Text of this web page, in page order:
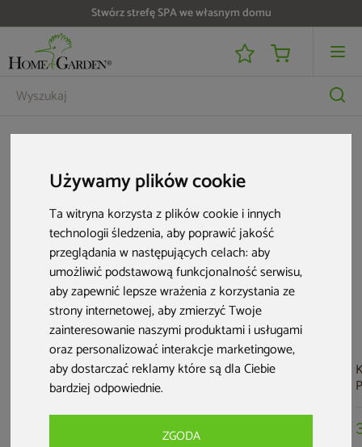
Używamy plików cookie
Ta witryna korzysta z plików cookie i innych
technologii śledzenia, aby poprawić jakość
przeglądania w następujących celach:aby
umożliwić podstawową funkcjonalność serwisu,
aby zapewnić lepsze wrażenia z korzystania ze
strony internetowej,aby zmierzyć Twoje
zainteresowanie naszymi produktami i usługami
oraz personalizować interakcje marketingowe,
aby dostarczać reklamy które są dla Ciebie
bardziej odpowiednie.
ZGODA
Stwórz strefę SPA we własnym domu
Meble dla biznesu
Krzesła HoReCa
Aktualne oferty
Krzesło Siesta Lucy
Olive Green
Krzesło Siesta
Monna Red
259 zł
Krzesło Siesta Mila